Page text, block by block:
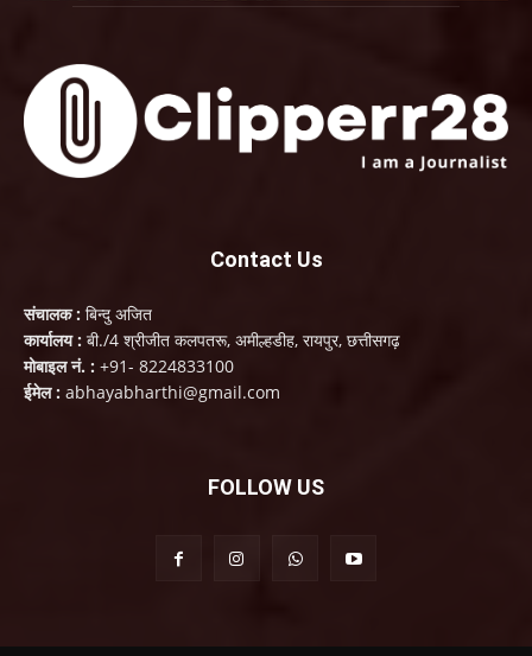
Contact Us
संचालक : बिन्दु अजित
कार्यालय : बी./4 श्रीजीत कलपतरू, अमील्हडीह, रायपुर, छत्तीसगढ़
मोबाइल नं. : +91- 8224833100
ईमेल : abhayabharthi@gmail.com
FOLLOW US